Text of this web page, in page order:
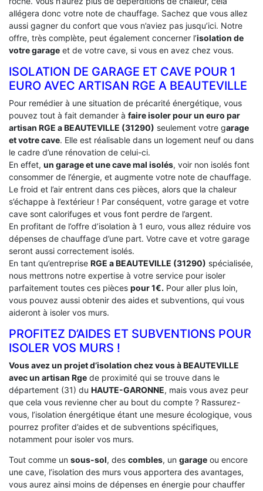
allégera donc votre note de chauffage. Sachez que vous allez
aussi gagner du confort que vous n’aviez pas jusqu’ici. Notre
offre, très complète, peut également concerner l’isolation de
votre garage et de votre cave, si vous en avez chez vous.
ISOLATION DE GARAGE ET CAVE POUR 1
EURO AVEC ARTISAN RGE A BEAUTEVILLE
Pour remédier à une situation de précarité énergétique, vous
pouvez tout à fait demander à faire isoler pour un euro par
artisan RGE a BEAUTEVILLE (31290) seulement votre garage
et votre cave. Elle est réalisable dans un logement neuf ou dans
le cadre d’une rénovation de celui-ci.
En effet, un garage et une cave mal isolés, voir non isolés font
consommer de l’énergie, et augmente votre note de chauffage.
Le froid et l’air entrent dans ces pièces, alors que la chaleur
s’échappe à l’extérieur ! Par conséquent, votre garage et votre
cave sont calorifuges et vous font perdre de l’argent.
En profitant de l’offre d’isolation à 1 euro, vous allez réduire vos
dépenses de chauffage d’une part. Votre cave et votre garage
seront aussi correctement isolés.
En tant qu’entreprise RGE a BEAUTEVILLE (31290) spécialisée,
nous mettrons notre expertise à votre service pour isoler
parfaitement toutes ces pièces pour 1€. Pour aller plus loin,
vous pouvez aussi obtenir des aides et subventions, qui vous
aideront à isoler vos murs.
PROFITEZ D’AIDES ET SUBVENTIONS POUR
ISOLER VOS MURS !
Vous avez un projet d’isolation chez vous à BEAUTEVILLE
avec un artisan Rge de proximité qui se trouve dans le
département (31) du HAUTE-GARONNE, mais vous avez peur
que cela vous revienne cher au bout du compte ? Rassurez-
vous, l’isolation énergétique étant une mesure écologique, vous
pourrez profiter d’aides et de subventions spécifiques,
notamment pour isoler vos murs.
Tout comme un sous-sol, des combles, un garage ou encore
une cave, l’isolation des murs vous apportera des avantages,
vous aurez ainsi moins de dépenses en énergie pour chauffer